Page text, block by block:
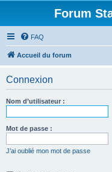
Forum
FAQ
Accueil du forum
Connexion
Nom d’utilisateur :
Mot de passe :
J’ai oublié mon mot de passe